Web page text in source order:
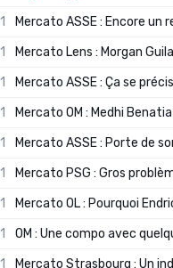
Mercato ASSE : Encore un
Mercato Lens : Morgan
Mercato ASSE : Ça se
Mercato OM : Medhi
Mercato ASSE : Porte de
Mercato PSG : Gros
Mercato OL : Pourquoi
OM : Une compo avec
Mercato Strasbourg : Un